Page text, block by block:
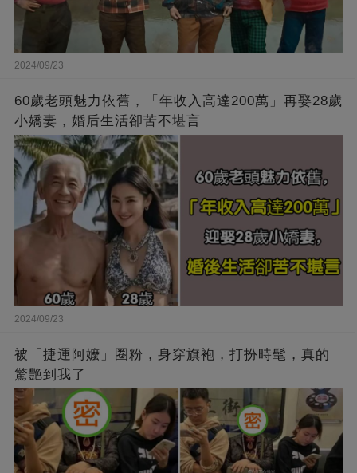
2024/09/23
60歲老頭魅力依舊，「年收入高達200萬」再娶28歲
小嬌妻，婚后生活卻苦不堪言
2024/09/23
被「捷運阿嬤」圈粉，身穿旗袍，打扮時髦，真的
驚艷到我了